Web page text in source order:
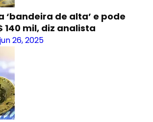
‘bandeira de alta’ e pode
140 mil, diz analista
jun 26, 2025